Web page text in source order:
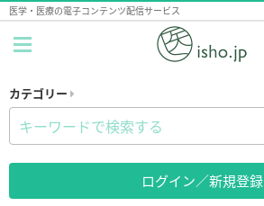
医学・医療の電子コンテンツ配信サービス
カテゴリー
ログイン／新規登録